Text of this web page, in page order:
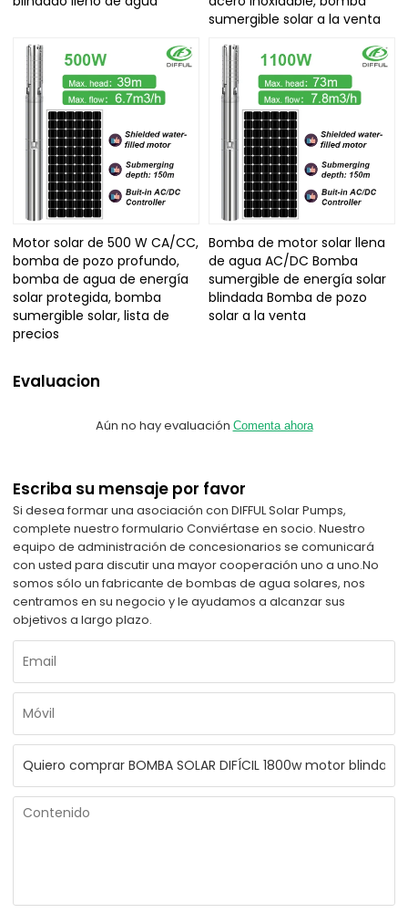
sumergible solar a la venta
Motor solar de 500 W CA/CC,
bomba de pozo profundo,
bomba de agua de energía
solar protegida, bomba
sumergible solar, lista de
precios
Bomba de motor solar llena
de agua AC/DC Bomba
sumergible de energía solar
blindada Bomba de pozo
solar a la venta
Evaluacion
Aún no hay evaluación Comenta ahora
Escriba su mensaje por favor
Si desea formar una asociación con DIFFUL Solar Pumps,
complete nuestro formulario Conviértase en socio. Nuestro
equipo de administración de concesionarios se comunicará
con usted para discutir una mayor cooperación uno a uno.No
somos sólo un fabricante de bombas de agua solares, nos
centramos en su negocio y le ayudamos a alcanzar sus
objetivos a largo plazo.